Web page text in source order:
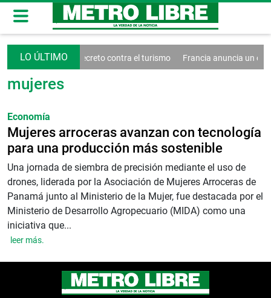
Trump firma un decreto contra el turismo Francia anuncia un
mujeres
Economía
Mujeres arroceras avanzan con tecnología
para una producción más sostenible
Una jornada de siembra de precisión mediante el uso de
drones, liderada por la Asociación de Mujeres Arroceras de
Panamá junto al Ministerio de la Mujer, fue destacada por el
Ministerio de Desarrollo Agropecuario (MIDA) como una
iniciativa que...
leer más.